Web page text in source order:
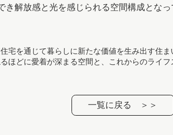
き解放感と光を感じられる空間構成となっ
宅を通じて暮らしに新たな価値を生み出す住
ほどに愛着が深まる空間と、これからのライ
一覧に戻る ＞＞